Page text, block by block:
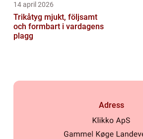
14 april 2026
Trikåtyg mjukt, följsamt
och formbart i vardagens
plagg
Adress